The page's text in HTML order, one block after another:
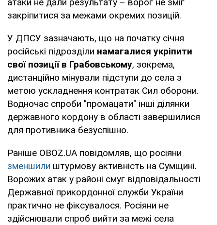
закріпитися за межами окремих позицій.
У ДПСУ зазначають, що на початку січня
російські підрозділи намагалися укріпити
свої позиції в Грабовському, зокрема,
дистанційно мінували підступи до села з
метою ускладнення контратак Сил оборони.
Водночас спроби "промацати" інші ділянки
державного кордону в області завершилися
для противника безуспішно.
Раніше OBOZ.UA повідомляв, що росіяни
зменшили штурмову активність на Сумщині.
Ворожих атак у районі смуг відповідальності
Державної прикордонної служби України
практично не фіксувалося. Росіяни не
здійснювали спроб вийти за межі села